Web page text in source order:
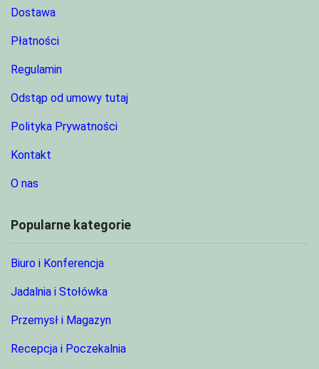
Dostawa
Płatności
Regulamin
Odstąp od umowy tutaj
Polityka Prywatności
Kontakt
O nas
Popularne kategorie
Biuro i Konferencja
Jadalnia i Stołówka
Przemysł i Magazyn
Recepcja i Poczekalnia